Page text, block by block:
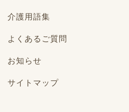
介護用語集
よくあるご質問
お知らせ
サイトマップ